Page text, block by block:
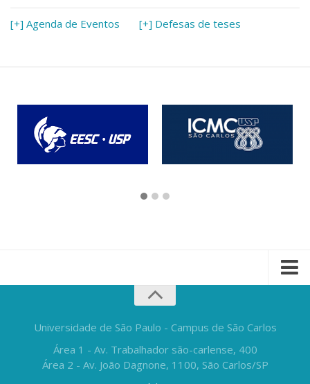
[+] Agenda de Eventos [+] Defesas de teses
Universidade de São Paulo - Campus de São Carlos
Área 1 - Av. Trabalhador são-carlense, 400
Área 2 - Av. João Dagnone, 1100, São Carlos/SP